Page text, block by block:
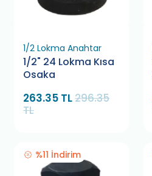
1/2 Lokma Anahtar
1/2" 24 Lokma Kısa
Osaka
263.35 TL296.35
TL
%11 İndirim